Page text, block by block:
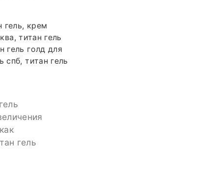
гель, крем
титан гель
гель голд для
спб, титан гель
гель